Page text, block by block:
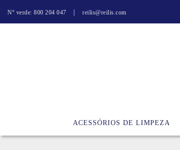
Nº verde: 800 204 047 reilis@reilis.com
ACESSÓRIOS DE LIMPEZA